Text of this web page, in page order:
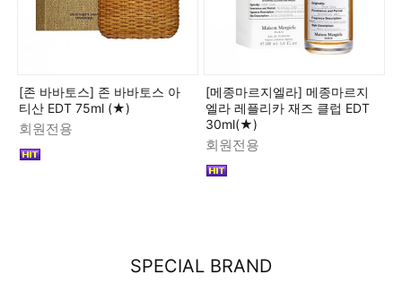
[존 바바토스] 존 바바토스 아
티산 EDT 75ml (★)
회원전용
[메종마르지엘라] 메종마르지
엘라 레플리카 재즈 클럽 EDT
30ml(★)
회원전용
SPECIAL BRAND